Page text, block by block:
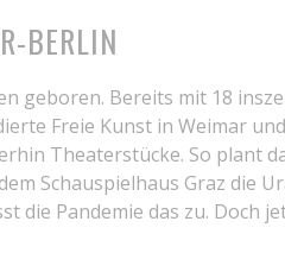
BERLIN
geboren. Bereits mit 18
Freie Kunst in Weimar
Theaterstücke. So plant
Schauspielhaus Graz die
die Pandemie das zu. Doch